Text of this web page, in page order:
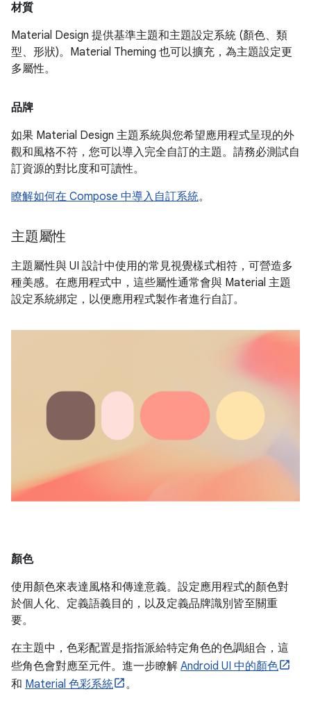
材質
Material Design 提供基準主題和主題設定系統 (顏色、類
型、形狀)。Material Theming 也可以擴充，為主題設定更
多屬性。
品牌
如果 Material Design 主題系統與您希望應用程式呈現的外
觀和風格不符，您可以導入完全自訂的主題。請務必測試自
訂資源的對比度和可讀性。
瞭解如何在 Compose 中導入自訂系統。
主題屬性
主題屬性與 UI 設計中使用的常見視覺樣式相符，可營造多
種美感。在應用程式中，這些屬性通常會與 Material 主題
設定系統綁定，以便應用程式製作者進行自訂。
顏色
使用顏色來表達風格和傳達意義。設定應用程式的顏色對
於個人化、定義語義目的，以及定義品牌識別皆至關重
要。
在主題中，色彩配置是指指派給特定角色的色調組合，這
些角色會對應至元件。進一步瞭解 Android UI 中的顏色
和 Material 色彩系統 。